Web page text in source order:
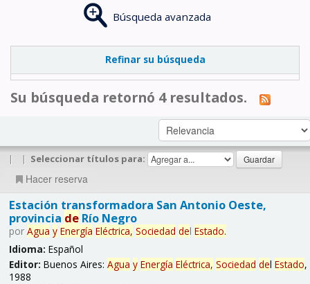
Búsqueda avanzada
Refinar su búsqueda
Su búsqueda retornó 4 resultados.
| | Seleccionar títulos para:
Hacer reserva
Estación transformadora San Antonio Oeste,
provincia deRío Negro
por Agua y Energía Eléctrica, Sociedad del Estado.
Idioma: Español
Editor: Buenos Aires: Agua y Energía Eléctrica, Sociedad del Estado,
1988